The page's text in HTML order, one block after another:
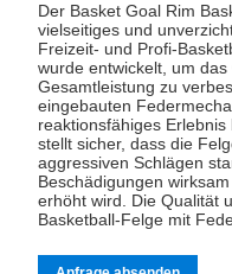
Der Basket Goal Rim
vielseitiges und
Freizeit- und Profi-
wurde entwickelt, um
Gesamtleistung zu
eingebauten
reaktionsfähiges
stellt sicher, dass die
aggressiven Schlägen
Beschädigungen
erhöht wird. Die Qualität
Basketball-Felge mit